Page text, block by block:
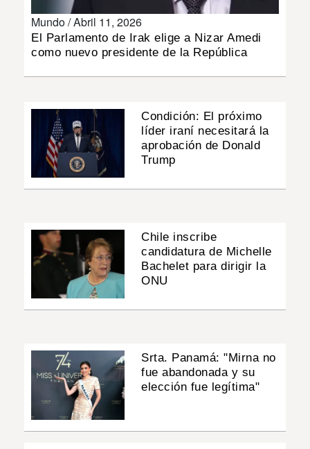
Mundo /Abril 11, 2026
El Parlamento de Irak elige a Nizar Amedi
como nuevo presidente de la República
Condición: El próximo
líder iraní necesitará la
aprobación de Donald
Trump
Chile inscribe
candidatura de Michelle
Bachelet para dirigir la
ONU
Srta. Panamá: "Mirna no
fue abandonada y su
elección fue legítima"